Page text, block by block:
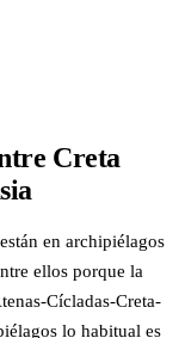
Creta
en archipiélagos
ellos porque la
Cícladas-Creta-
lo habitual es